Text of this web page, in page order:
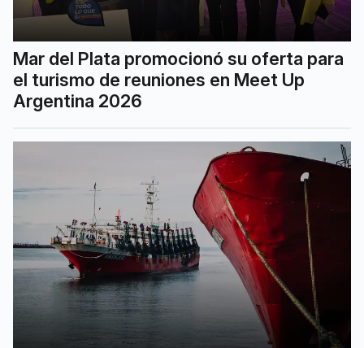
Mar del Plata promocionó su oferta para
el turismo de reuniones en Meet Up
Argentina 2026